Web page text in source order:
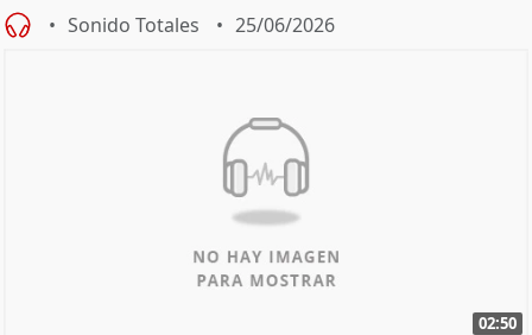
Sonido Totales 25/06/2026
02:50